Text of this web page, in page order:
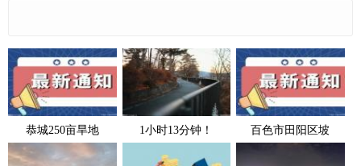
恭城250亩旱地 1小时13分钟！ 百色市田阳区坡